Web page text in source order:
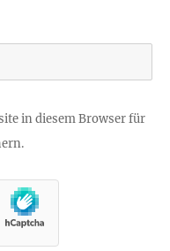
in diesem Browser für